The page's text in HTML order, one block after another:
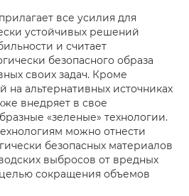
все усилия для
устойчивых решений
и считает
безопасного образа
своих задач. Кроме
на альтернативных источниках
внедряет в свое
«зеленые» технологии.
можно отнести
безопасных материалов
выбросов от вредных
сокращения объемов